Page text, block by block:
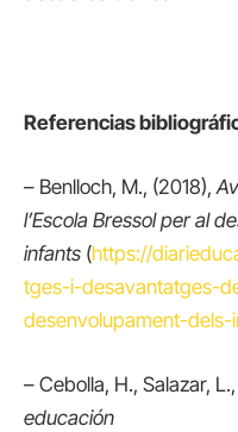
Referencias
– Benlloch, M., (2018),
l’Escola Bressol per al
infants (https://
tges-i-desavantatges-
desenvolupament-dels-
– Cebolla, H., Salazar,
educación